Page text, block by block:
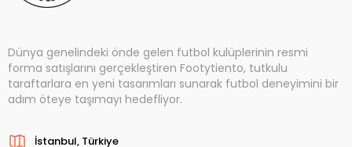
Dünya genelindeki önde gelen futbol kulüplerinin resmi
forma satışlarını gerçekleştiren Footytiento, tutkulu
taraftarlara en yeni tasarımları sunarak futbol deneyimini bir
adım öteye taşımayı hedefliyor.
İstanbul, Türkiye